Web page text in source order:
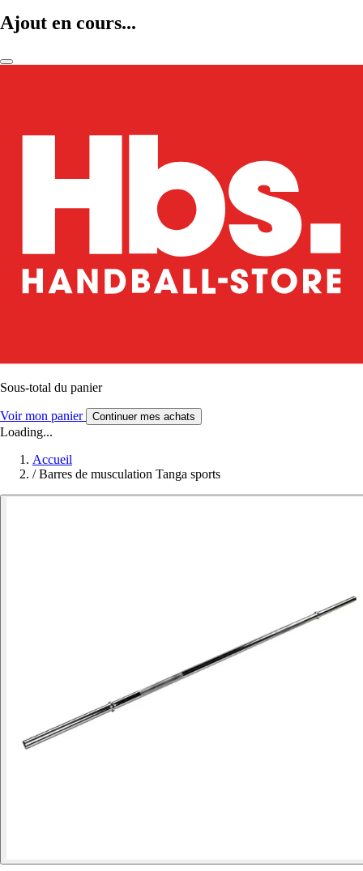
Ajout en cours...
Sous-total du panier
Voir mon panier Continuer mes achats
Loading...
Accueil
/ Barres de musculation Tanga sports